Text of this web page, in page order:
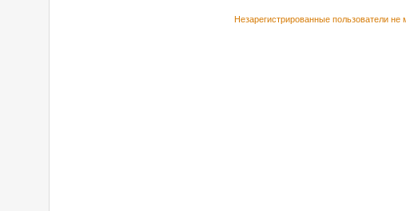
Незарегистрированные пользователи не